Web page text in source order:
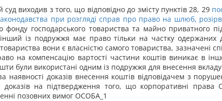
суд виходив з того, що відповідно до змісту пунктів 28, 29
при розгляді справ про право на шлюб,
фонду господарського товариства та майно приватного
із подружжя має право тільки на частку одержаних
вони є власністю самого товариства,
на компенсацію вартості частини коштів виникає в
були використані одним із подружжя для внесення
доказів внесення коштів відповідачем з
доказів на підтвердження того, що корпоративні права
позовних вимог ОСОБА_1